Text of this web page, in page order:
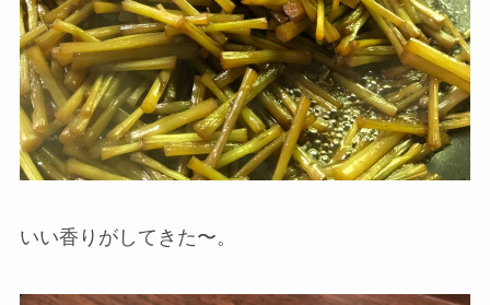
いい香りがしてきた〜。